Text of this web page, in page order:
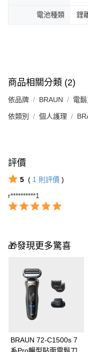
電池種類 鋰
商品相關分類 (2)
依品牌 BRAUN 電
依類別 個人護理
評價
5 ( 1 則評價 )
r**********1
🎁發現更多驚喜
BRAUN 72-C1500s 7